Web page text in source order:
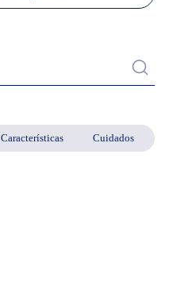
Características Cuidados